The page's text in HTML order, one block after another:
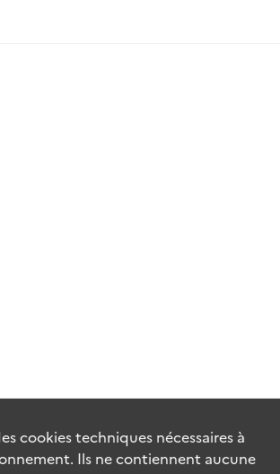
cookiestechniques nécessaires à
Ils ne contiennent aucune